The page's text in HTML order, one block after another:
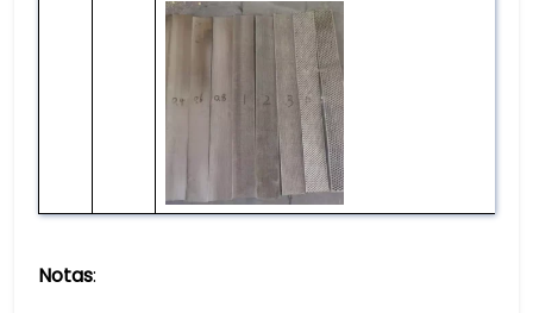
Notas: